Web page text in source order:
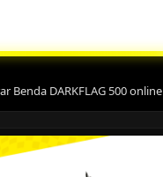
Benda DARKFLAG 500 online